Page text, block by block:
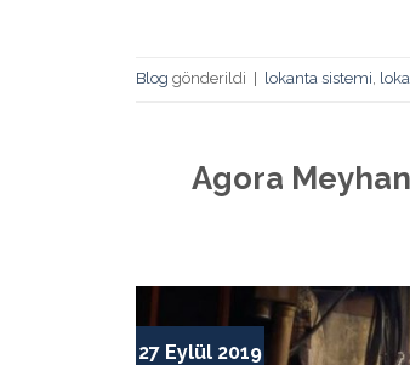
Blog gönderildi lokanta sistemi
Agora
27 Eylül 2019